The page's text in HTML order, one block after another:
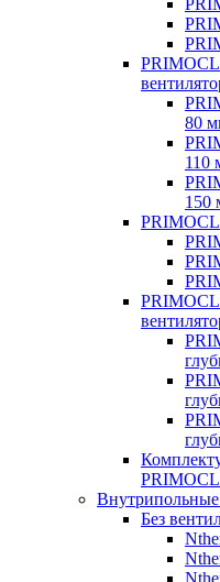
80
110
150
Внутрипольные
Без